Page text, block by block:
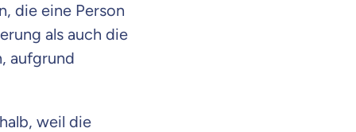
die eine Person
als auch die
aufgrund
weil die